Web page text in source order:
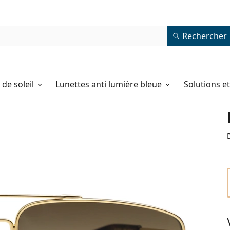
Rechercher
soleil Lunettes anti lumière bleue Solutions